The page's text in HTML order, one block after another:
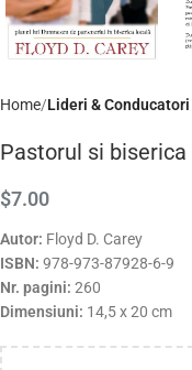
Home Lideri & Conducatori
Pastorul si biserica
$7.00
Autor: Floyd D. Carey
ISBN: 978-973-87928-6-9
Nr. pagini: 260
Dimensiuni: 14,5 x 20 cm